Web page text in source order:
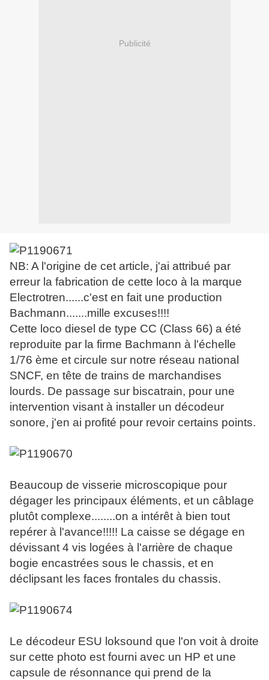
Publicité
NB: A l'origine de cet article, j'ai attribué par
erreur la fabrication de cette loco à la marque
Electrotren......c'est en fait une production
Bachmann.......mille excuses!!!!
Cette loco diesel de type CC (Class 66) a été
reproduite par la firme Bachmann à l'échelle
1/76 ème et circule sur notre réseau national
SNCF, en tête de trains de marchandises
lourds. De passage sur biscatrain, pour une
intervention visant à installer un décodeur
sonore, j'en ai profité pour revoir certains points.
Beaucoup de visserie microscopique pour
dégager les principaux éléments, et un câblage
plutôt complexe........on a intérêt à bien tout
repérer à l'avance!!!!! La caisse se dégage en
dévissant 4 vis logées à l'arrière de chaque
bogie encastrées sous le chassis, et en
déclipsant les faces frontales du chassis.
Le décodeur ESU loksound que l'on voit à droite
sur cette photo est fourni avec un HP et une
capsule de résonnance qui prend de la